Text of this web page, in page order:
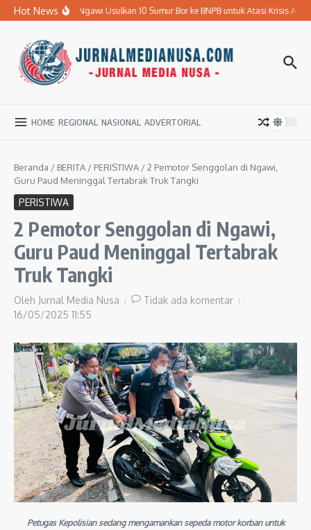
Lewati ke konten
Hot NewsPemkab Ngawi Usulkan 10 Sumur Bor ke BNPB untuk Atasi Krisis Air
HOME REGIONAL NASIONAL ADVERTORIAL
Beranda / BERITA / PERISTIWA /2 Pemotor Senggolan di Ngawi,
Guru Paud Meninggal Tertabrak Truk Tangki
PERISTIWA
2 Pemotor Senggolan di Ngawi,
Guru Paud Meninggal Tertabrak
Truk Tangki
Oleh Jurnal Media Nusa
Tidak ada komentar
16/05/2025 11:55
Petugas Kepolisian sedang mengamankan sepeda motor korban untuk